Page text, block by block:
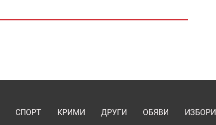
СПОРТ КРИМИ ДРУГИ ОБЯВИ ИЗБОРИ